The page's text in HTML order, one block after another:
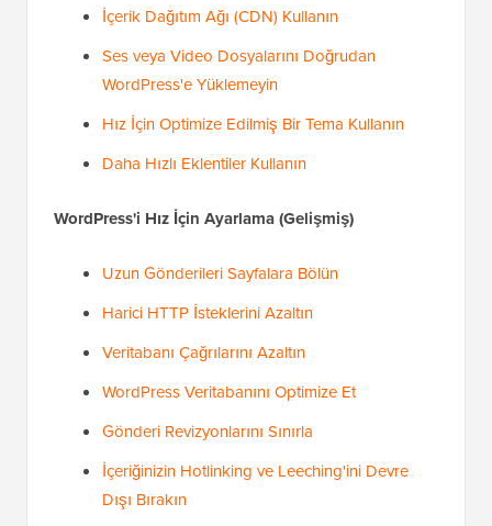
İçerik Dağıtım Ağı (CDN) Kullanın
Ses veya Video Dosyalarını Doğrudan
WordPress'e Yüklemeyin
Hız İçin Optimize Edilmiş Bir Tema Kullanın
Daha Hızlı Eklentiler Kullanın
WordPress'i Hız İçin Ayarlama (Gelişmiş)
Uzun Gönderileri Sayfalara Bölün
Harici HTTP İsteklerini Azaltın
Veritabanı Çağrılarını Azaltın
WordPress Veritabanını Optimize Et
Gönderi Revizyonlarını Sınırla
İçeriğinizin Hotlinking ve Leeching'ini Devre
Dışı Bırakın